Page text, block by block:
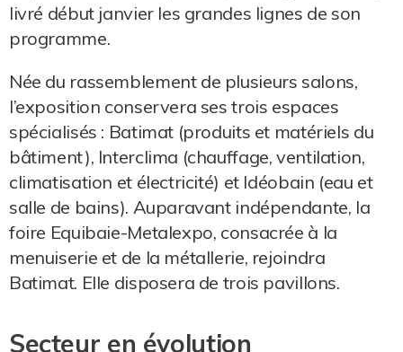
livré début janvier les grandes lignes de son
programme.
Née du rassemblement de plusieurs salons,
l’exposition conservera ses trois espaces
spécialisés : Batimat (produits et matériels du
bâtiment), Interclima (chauffage, ventilation,
climatisation et électricité) et Idéobain (eau et
salle de bains). Auparavant indépendante, la
foire Equibaie-Metalexpo, consacrée à la
menuiserie et de la métallerie, rejoindra
Batimat. Elle disposera de trois pavillons.
Secteur en évolution